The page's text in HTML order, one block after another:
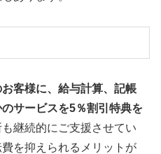
客様に、給与計算、記帳
サービスを5％割引特典を
継続的にご支援させてい
を抑えられるメリットが